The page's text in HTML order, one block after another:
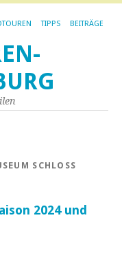
TIPPS BEITRÄGE
SCHLOSS
2024 und